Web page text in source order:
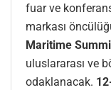
fuar ve
markası
Maritime
uluslararası ve
odaklanacak.